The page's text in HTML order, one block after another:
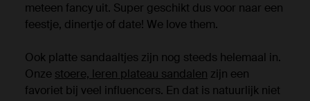
meteen fancy uit. Super geschikt dus voor naar een
feestje, dinertje of date! We love them.
Ook platte sandaaltjes zijn nog steeds helemaal in.
Onze stoere, leren plateau sandalen zijn een
favoriet bij veel influencers. En dat is natuurlijk niet